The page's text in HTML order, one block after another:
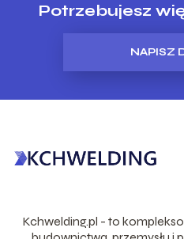
Potrzebujesz
NAPISZ
Kchwelding.pl - to